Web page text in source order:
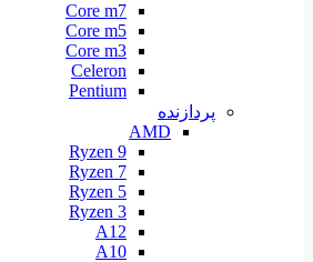
Core m7
Core m5
Core m3
Celeron
Pentium
پردازنده
AMD
Ryzen 9
Ryzen 7
Ryzen 5
Ryzen 3
A12
A10